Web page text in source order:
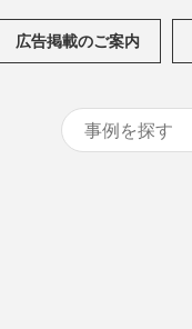
広告掲載のご案内